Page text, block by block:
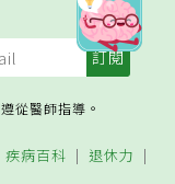
從醫師指導。
疾病百科
退休力